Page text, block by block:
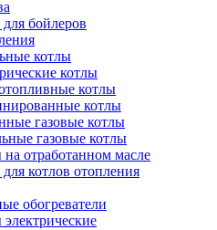
бойлеров
котлы
котлы
котлы
котлы
газовые котлы
газовые котлы
отработанном масле
котлов отопления
обогреватели